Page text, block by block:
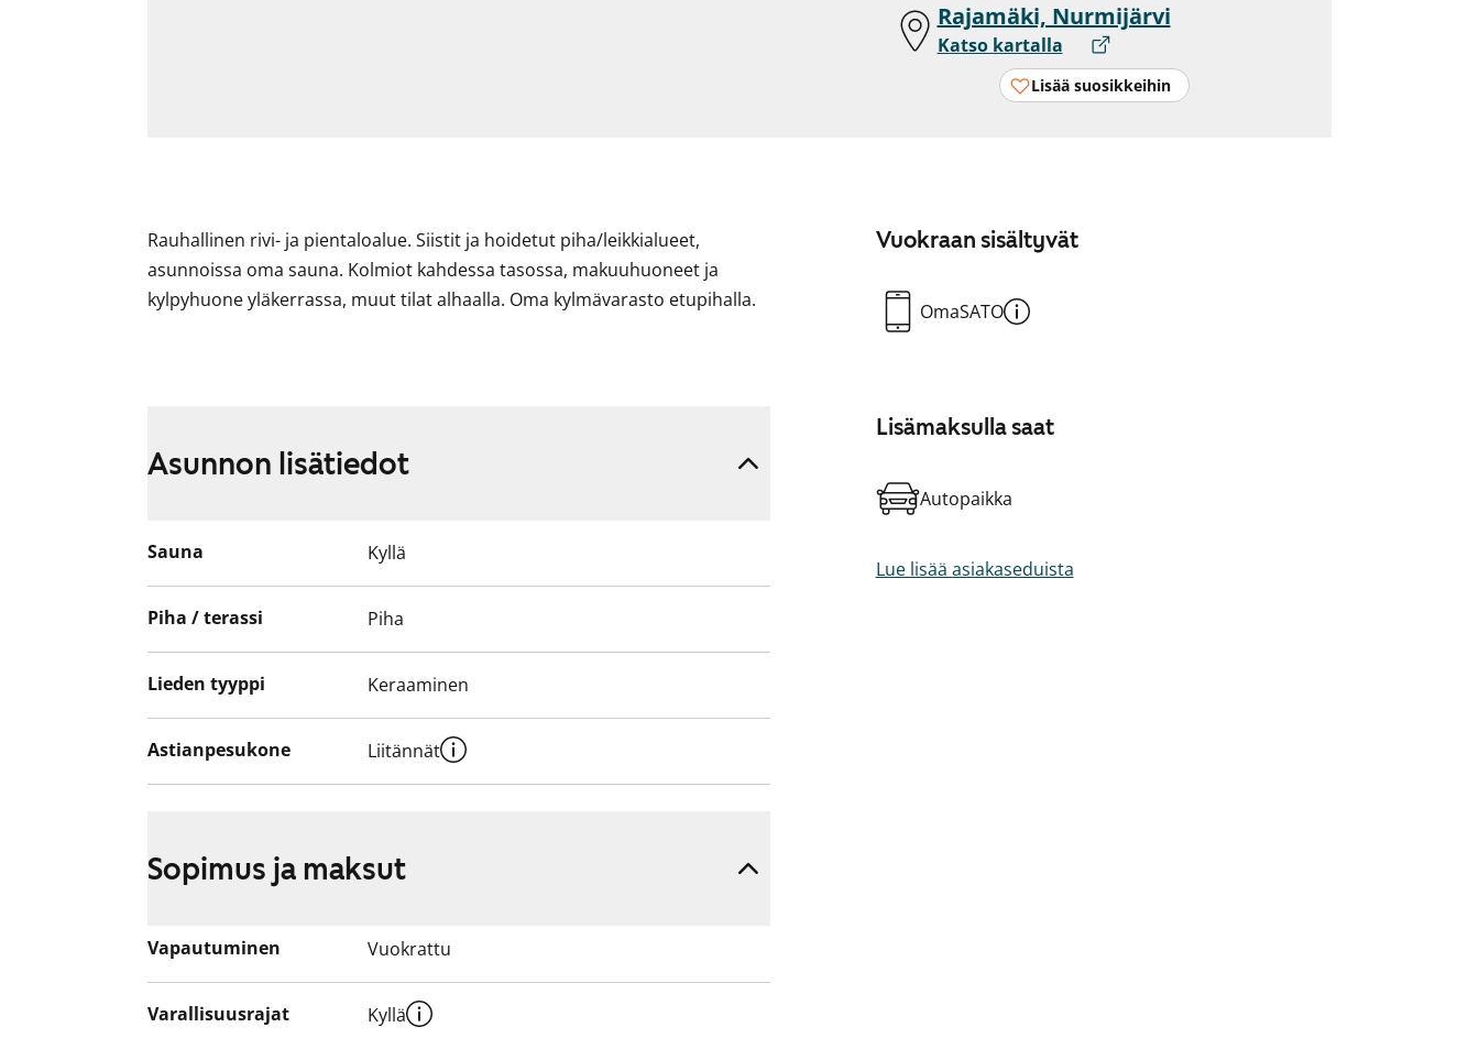
Rajamäki, Nurmijärvi
Katso kartalla
Lisää suosikkeihin
Rauhallinen rivi- ja pientaloalue. Siistit ja hoidetut piha/leikkialueet,
asunnoissa oma sauna. Kolmiot kahdessa tasossa, makuuhuoneet ja
kylpyhuone yläkerrassa, muut tilat alhaalla. Oma kylmävarasto etupihalla.
Vuokraan sisältyvät
OmaSATO
Lisämaksulla saat
Autopaikka
Lue lisää asiakaseduista
Asunnon lisätiedot
Sauna Kyllä
Piha / terassi Piha
Lieden tyyppi Keraaminen
Astianpesukone Liitännät
Sopimus ja maksut
Vapautuminen Vuokrattu
Varallisuusrajat Kyllä